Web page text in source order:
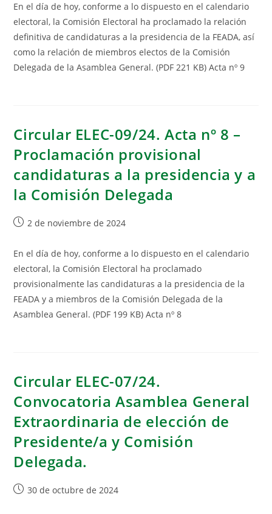
En el día de hoy, conforme a lo dispuesto en el calendario
electoral, la Comisión Electoral ha proclamado la relación
definitiva de candidaturas a la presidencia de la FEADA, así
como la relación de miembros electos de la Comisión
Delegada de la Asamblea General. (PDF 221 KB) Acta nº 9
Circular ELEC-09/24. Acta nº 8 –
Proclamación provisional
candidaturas a la presidencia y a
la Comisión Delegada
2 de noviembre de 2024
En el día de hoy, conforme a lo dispuesto en el calendario
electoral, la Comisión Electoral ha proclamado
provisionalmente las candidaturas a la presidencia de la
FEADA y a miembros de la Comisión Delegada de la
Asamblea General. (PDF 199 KB) Acta nº 8
Circular ELEC-07/24.
Convocatoria Asamblea General
Extraordinaria de elección de
Presidente/a y Comisión
Delegada.
30 de octubre de 2024